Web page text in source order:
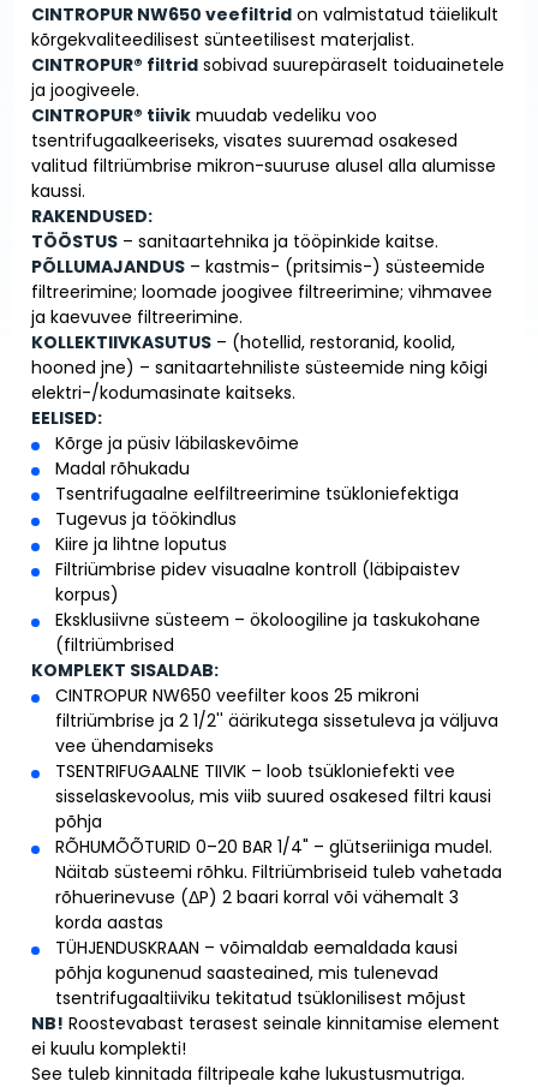
CINTROPUR NW650 veefiltrid on valmistatud täielikult
kõrgekvaliteedilisest sünteetilisest materjalist.
CINTROPUR® filtrid sobivad suurepäraselt toiduainetele
ja joogiveele.
CINTROPUR® tiivik muudab vedeliku voo
tsentrifugaalkeeriseks, visates suuremad osakesed
valitud filtriümbrise mikron-suuruse alusel alla alumisse
kaussi.
RAKENDUSED:
TÖÖSTUS – sanitaartehnika ja tööpinkide kaitse.
PÕLLUMAJANDUS – kastmis- (pritsimis-) süsteemide
filtreerimine; loomade joogivee filtreerimine; vihmavee
ja kaevuvee filtreerimine.
KOLLEKTIIVKASUTUS – (hotellid, restoranid, koolid,
hooned jne) – sanitaartehniliste süsteemide ning kõigi
elektri-/kodumasinate kaitseks.
EELISED:
Kõrge ja püsiv läbilaskevõime
Madal rõhukadu
Tsentrifugaalne eelfiltreerimine tsükloniefektiga
Tugevus ja töökindlus
Kiire ja lihtne loputus
Filtriümbrise pidev visuaalne kontroll (läbipaistev
korpus)
Eksklusiivne süsteem – ökoloogiline ja taskukohane
(filtriümbrised
KOMPLEKT SISALDAB:
CINTROPUR NW650 veefilter koos 25 mikroni
filtriümbrise ja 2 1/2'' äärikutega sissetuleva ja väljuva
vee ühendamiseks
TSENTRIFUGAALNE TIIVIK – loob tsükloniefekti vee
sisselaskevoolus, mis viib suured osakesed filtri kausi
põhja
RÕHUMÕÕTURID 0–20 BAR 1/4" – glütseriiniga mudel.
Näitab süsteemi rõhku. Filtriümbriseid tuleb vahetada
rõhuerinevuse (ΔP) 2 baari korral või vähemalt 3
korda aastas
TÜHJENDUSKRAAN – võimaldab eemaldada kausi
põhja kogunenud saasteained, mis tulenevad
tsentrifugaaltiiviku tekitatud tsüklonilisest mõjust
NB! Roostevabast terasest seinale kinnitamise element
ei kuulu komplekti!
See tuleb kinnitada filtripeale kahe lukustusmutriga.